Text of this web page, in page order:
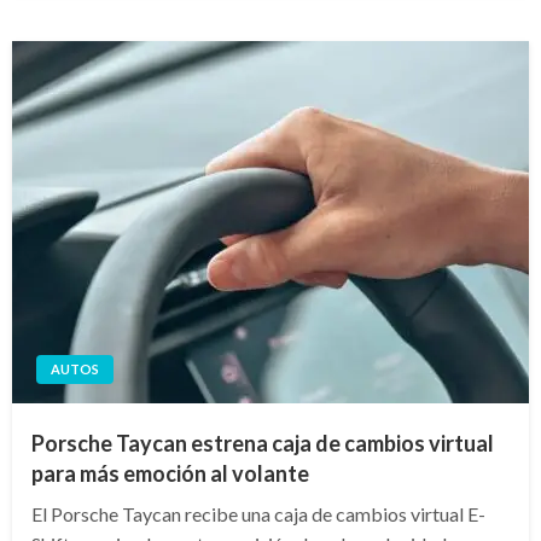
AUTOS
Porsche Taycan estrena caja de cambios virtual
para más emoción al volante
El Porsche Taycan recibe una caja de cambios virtual E-